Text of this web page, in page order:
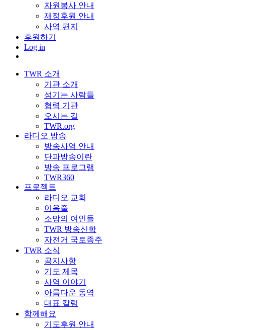
자원봉사 안내
재정후원 안내
사역 편지
후원하기
Log in
TWR 소개
기관 소개
섬기는 사람들
협력 기관
오시는 길
TWR.org
라디오 방송
방송사역 안내
단파방송이란
방송 프로그램
TWR360
프로젝트
라디오 교회
이음줄
소망의 여인들
TWR 방송신학
자전거 국토종주
TWR 소식
공지사항
기도 제목
사역 이야기
아름다운 동역
대표 칼럼
함께해요
기도후원 안내